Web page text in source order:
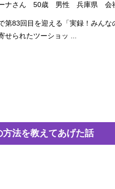
ナさん 50歳 男性 兵庫県 会
第83回目を迎える「実録！みん
せられたツーショッ ...
法を教えてあげた話